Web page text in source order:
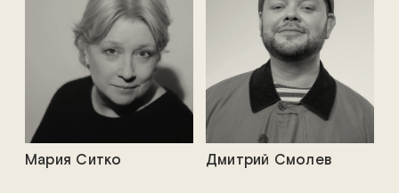
Мария Ситко Дмитрий Смолев